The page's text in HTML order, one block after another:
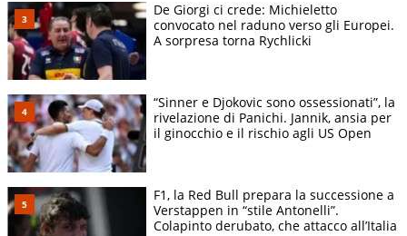
De Giorgi ci crede: Michieletto
convocato nel raduno verso gli Europei.
A sorpresa torna Rychlicki
“Sinner e Djokovic sono ossessionati”, la
rivelazione di Panichi. Jannik, ansia per
il ginocchio e il rischio agli US Open
F1, la Red Bull prepara la successione a
Verstappen in “stile Antonelli”.
Colapinto derubato, che attacco all’Italia